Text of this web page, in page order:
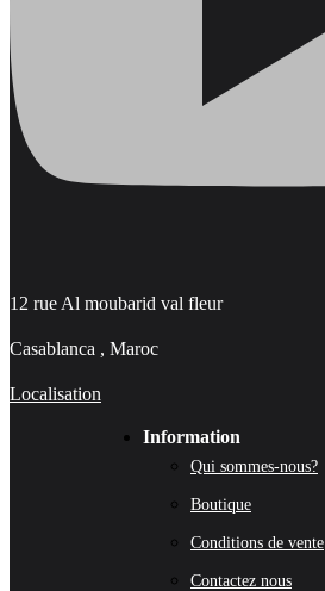
12 rue Al moubarid val fleur
Casablanca , Maroc
Localisation
Information
Qui sommes-nous?
Boutique
Conditions de vente
Contactez nous